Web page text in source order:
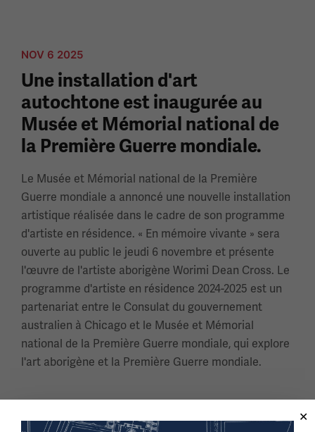
NOV 6 2025
Une installation d'art
autochtone est inaugurée au
Musée et Mémorial national de
la Première Guerre mondiale.
Le Musée et Mémorial national de la Première
Guerre mondiale a annoncé une nouvelle installation
artistique réalisée dans le cadre de son programme
d'artiste en résidence. « En mémoire vivante » sera
ouverte au public le jeudi 6 novembre et présente
l'œuvre de l'artiste aborigène Worimi Dean Cross. Le
programme d'artiste en résidence 2024-2025 est un
partenariat entre le Consulat du gouvernement
australien à Chicago et le Musée et Mémorial
national de la Première Guerre mondiale, qui explore
l'art aborigène et la Première Guerre mondiale.
NOV 6 2025